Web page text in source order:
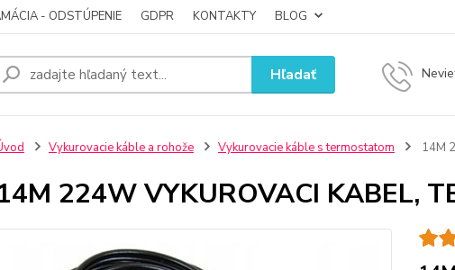
- ODSTÚPENIE GDPR KONTAKTY BLOG
Hľadať
Vykurovacie káble a rohože Vykurovacie káble s termostatom 14M
224W VYKUROVACI KABEL,